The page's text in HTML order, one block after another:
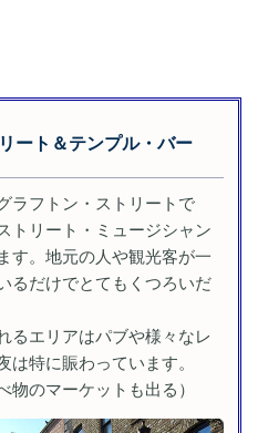
ート＆テンプル・バー
ラフトン・ストリートで
トリート・ミュージシャン
す。地元の人や観光客が一
るだけでとてもくつろいだ
るエリアはパブや様々なレ
は特に賑わっています。
物のマーケットも出る）